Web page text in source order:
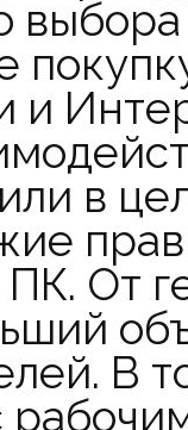
и
в
От
В